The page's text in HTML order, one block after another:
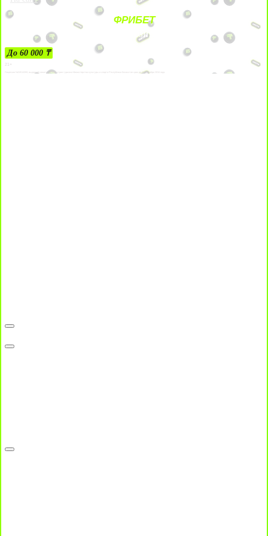
ФРИБЕТ
ЗА ДЕПОЗИТЫ
До 60 000 ₸
21+
Лицензии №24514359, выданной комитетом индустрии туризма Министерства культуры и спорта Республики Казахстан срок до 27 сентября 2034 года.